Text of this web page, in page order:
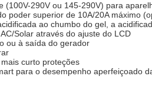
(100V-290V ou 145-290V) para
poder superior de 10A/20A máximo
ao chumbo do gel, a
Solar através do ajuste do LCD
ou à saída do gerador
curto proteções
para o desempenho aperfeiçoado